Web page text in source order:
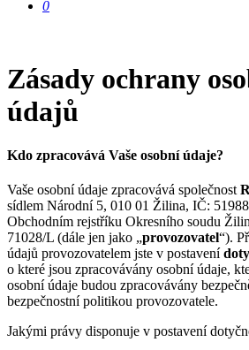
0
Zásady ochrany
údajů
Kdo zpracovává Vaše osobní údaje?
Vaše osobní údaje zpracovává společnost
sídlem Národní 5, 010 01 Žilina, IČ:
Obchodním rejstříku Okresního soudu
71028/L (dále jen jako „provozovatel“).
údajů provozovatelem jste v postavení
o které jsou zpracovávány osobní údaje,
osobní údaje budou zpracovávány
bezpečnostní politikou provozovatele.
Jakými právy disponuje v postavení